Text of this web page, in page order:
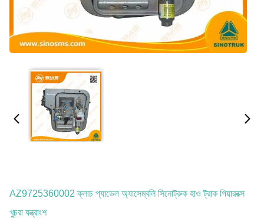
AZ9725360002 ক্লাচ প্যাডেল অ্যাসেম্বলি সিনোট্রুক হাও ট্রাক গিয়ারবক্স
খুচরা যন্ত্রাংশ